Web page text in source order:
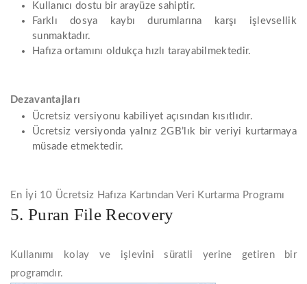
Kullanıcı dostu bir arayüze sahiptir.
Farklı dosya kaybı durumlarına karşı işlevsellik
sunmaktadır.
Hafıza ortamını oldukça hızlı tarayabilmektedir.
Dezavantajları
Ücretsiz versiyonu kabiliyet açısından kısıtlıdır.
Ücretsiz versiyonda yalnız 2GB’lık bir veriyi kurtarmaya
müsade etmektedir.
En İyi 10 Ücretsiz Hafıza Kartından Veri Kurtarma Programı
5. Puran File Recovery
Kullanımı kolay ve işlevini süratli yerine getiren bir
programdır.